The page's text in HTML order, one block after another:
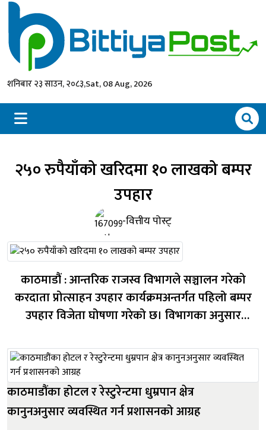
शनिबार २३ साउन, २०८३,Sat, 08 Aug, 2026
२५० रुपैयाँको खरिदमा १० लाखको बम्पर
उपहार
-वित्तीय पोस्ट्
काठमाडौं : आन्तरिक राजस्व विभागले सञ्चालन गरेको
करदाता प्रोत्साहन उपहार कार्यक्रमअन्तर्गत पहिलो बम्पर
उपहार विजेता घोषणा गरेको छ। विभागका अनुसार
स्टोरबाट २५० रुपैयाँ बराबरको सामान खरिद गरेका एक
उपभोक्ताले १० लाख रुपैयाँको बम्पर नगद उपहार जितेका...
काठमाडौंका होटल र रेस्टुरेन्टमा धुम्रपान क्षेत्र
कानुनअनुसार व्यवस्थित गर्न प्रशासनको आग्रह